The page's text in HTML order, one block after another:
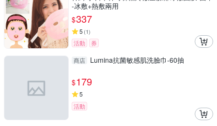
-冰敷+熱敷兩用
$337
5 (1)
活動 券
商店 Lumina抗菌敏感肌洗臉巾-60抽
$179
5
活動